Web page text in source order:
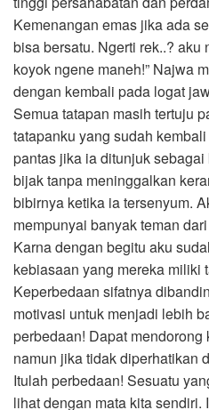
Kemenangan emas jika ada
bisa bersatu. Ngerti rek..? aku
koyok ngene maneh!” Najwa
dengan kembali pada logat
Semua tatapan masih tertuju
tatapanku yang sudah
pantas jika ia ditunjuk sebagai
bijak tanpa meninggalkan
bibirnya ketika ia tersenyum.
mempunyai banyak teman
Karna dengan begitu aku
kebiasaan yang mereka miliki
Keperbedaan sifatnya
motivasi untuk menjadi lebih
perbedaan! Dapat
namun jika tidak diperhatikan
Itulah perbedaan! Sesuatu
lihat dengan mata kita